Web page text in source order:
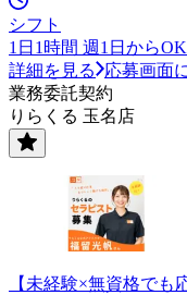
シフト
1日1時間 週1日からOK
詳細を見る
応募画面
業務委託契約
りらくる 玉名店
【未経験×無資格で